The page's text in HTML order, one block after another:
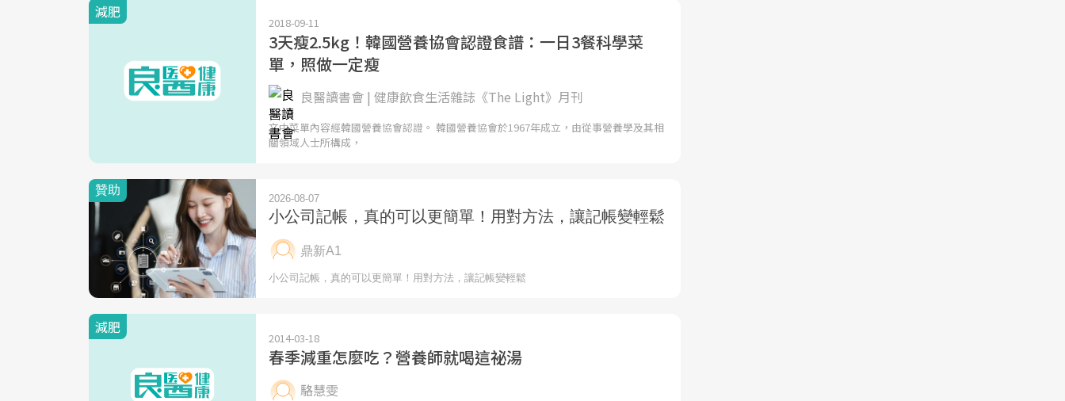
減肥
2018-09-11
3天瘦2.5kg！韓國營養協會認證食譜：一日3餐科學菜
單，照做一定瘦
良醫讀書會 | 健康飲食生活雜誌《The Light》月刊
文中菜單內容經韓國營養協會認證。 韓國營養協會於1967年成立，由從事營養學及其相
關領域人士所構成，
減肥
2014-03-18
春季減重怎麼吃？營養師就喝這祕湯
駱慧雯